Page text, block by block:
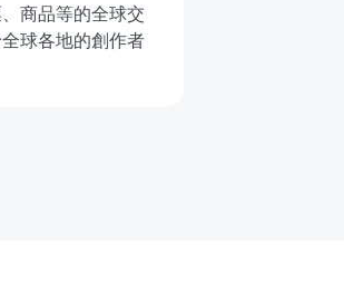
商品等的全球交
球各地的創作者